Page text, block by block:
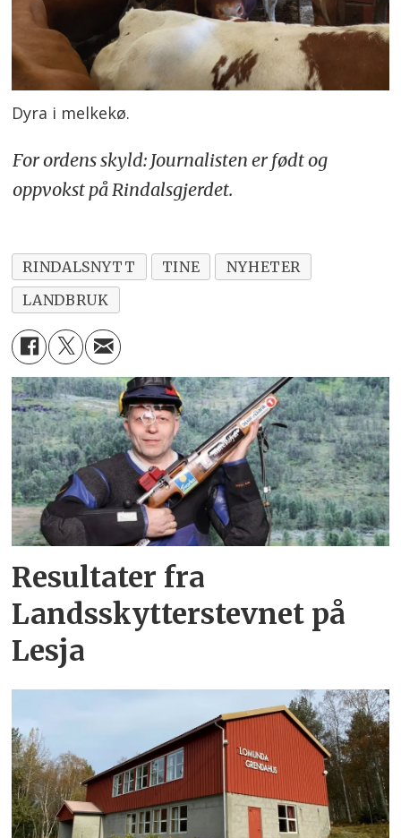
Dyra i melkekø.
For ordens skyld: Journalisten er født og
oppvokst på Rindalsgjerdet.
RINDALSNYTT TINE
NYHETER
LANDBRUK
Resultater fra
Landsskytterstevnet på
Lesja